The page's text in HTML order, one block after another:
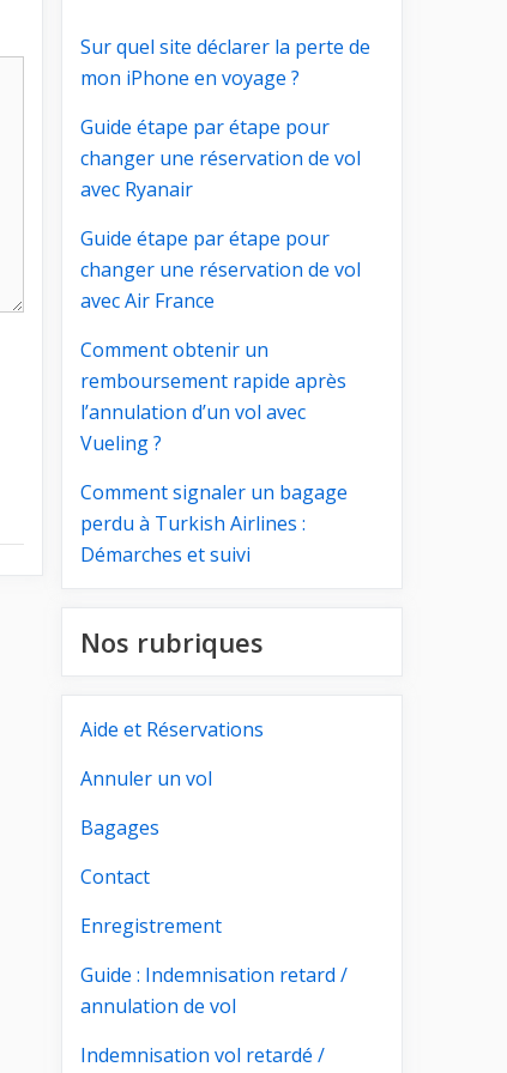
Sur quel site déclarer la perte de
mon iPhone en voyage ?
Guide étape par étape pour
changer une réservation de vol
avec Ryanair
Guide étape par étape pour
changer une réservation de vol
avec Air France
Comment obtenir un
remboursement rapide après
l’annulation d’un vol avec
Vueling ?
Comment signaler un bagage
perdu à Turkish Airlines :
Démarches et suivi
Nos rubriques
Aide et Réservations
Annuler un vol
Bagages
Contact
Enregistrement
Guide : Indemnisation retard /
annulation de vol
Indemnisation vol retardé /